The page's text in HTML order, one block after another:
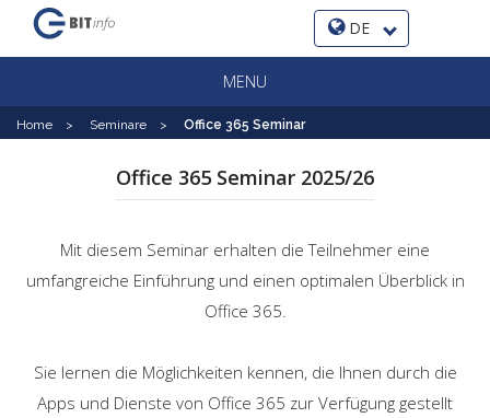
DE
MENU
Home > Seminare > Office 365 Seminar
Office 365 Seminar 2025/26
Mit diesem Seminar erhalten die Teilnehmer eine
umfangreiche Einführung und einen optimalen Überblick in
Office 365.
Sie lernen die Möglichkeiten kennen, die Ihnen durch die
Apps und Dienste von Office 365 zur Verfügung gestellt